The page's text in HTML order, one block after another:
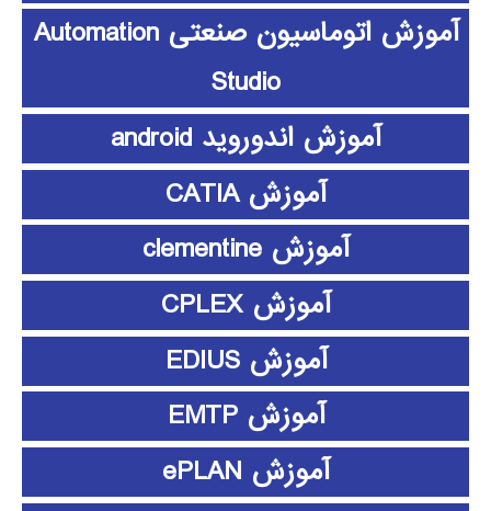
آموزش اتوماسیون صنعتی Automation
Studio
آموزش اندوروید android
آموزش CATIA
آموزش clementine
آموزش CPLEX
آموزش EDIUS
آموزش EMTP
آموزش ePLAN